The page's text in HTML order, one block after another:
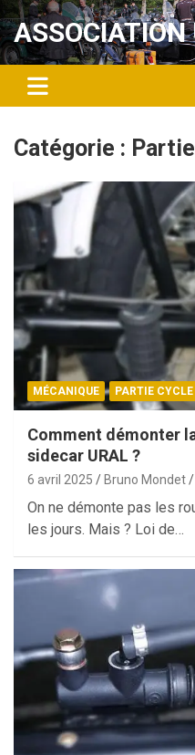
Aller
au
contenu
Catégorie :
MÉCANIQUE PARTIE CYCLE
Comment démonter
sidecar URAL ?
6 avril 2025 Bruno Mondet
On ne démonte pas les
les jours. Mais ? Loi de…